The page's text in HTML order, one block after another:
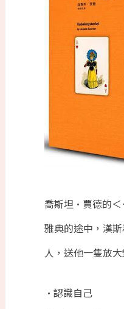
喬斯坦•賈德的＜
雅典的途中，漢
人，送他一隻放
•認識自己